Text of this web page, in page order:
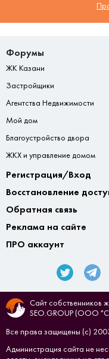
Форумы
ЖК Казани
Застройщики
Агентства Недвижимости
Мой дом
Благоустройство двора
ЖКХ и управление домом
Регистрация/Вход
Восстановление
Обратная связь
Реклама на сайте
ПРО аккаунт
Сайт собственников
SEO.GROUP (ООО
Все права защищены (с)
Администрация сайта не